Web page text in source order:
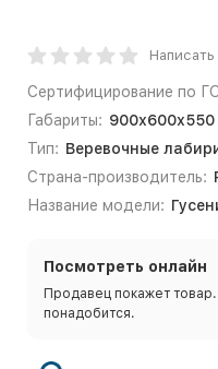
Сертифицирование по
Габариты:
Тип: Веревочные
Страна-производитель:
Название модели:
Посмотреть онлайн
Продавец покажет
понадобится.